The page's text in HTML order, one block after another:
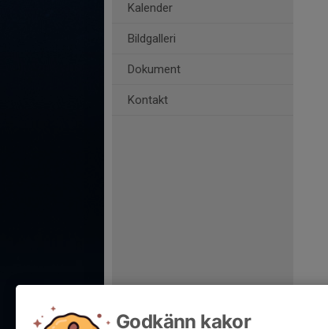
Kalender
Bildgalleri
Dokument
Kontakt
Godkänn kakor